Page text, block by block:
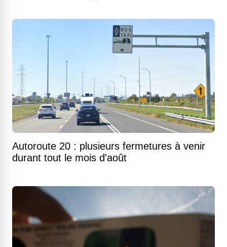
Autoroute 20 : plusieurs fermetures à venir
durant tout le mois d'août